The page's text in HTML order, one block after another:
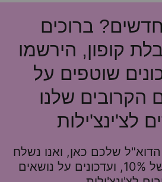
ברוכים
קופון, הירשמו
שוטפים על
הקרובים שלנו
לצ'ינצ'ילות
שלכם כאן, ואנו נשלח
לכם קופון הנחה של 10%, ועדכונים על נושאים